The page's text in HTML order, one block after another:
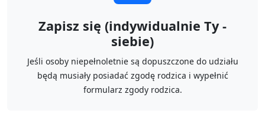
Zapisz się (indywidualnie Ty -
siebie)
Jeśli osoby niepełnoletnie są dopuszczone do udziału
będą musiały posiadać zgodę rodzica i wypełnić
formularz zgody rodzica.